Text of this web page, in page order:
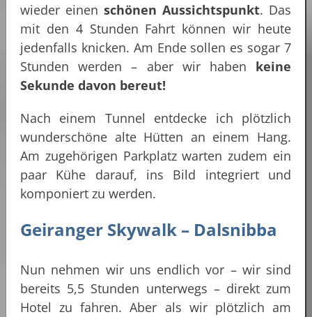
wieder einen schönen Aussichtspunkt. Das
mit den 4 Stunden Fahrt können wir heute
jedenfalls knicken. Am Ende sollen es sogar 7
Stunden werden – aber wir haben keine
Sekunde davon bereut!
Nach einem Tunnel entdecke ich plötzlich
wunderschöne alte Hütten an einem Hang.
Am zugehörigen Parkplatz warten zudem ein
paar Kühe darauf, ins Bild integriert und
komponiert zu werden.
Geiranger Skywalk – Dalsnibba
Nun nehmen wir uns endlich vor – wir sind
bereits 5,5 Stunden unterwegs – direkt zum
Hotel zu fahren. Aber als wir plötzlich am